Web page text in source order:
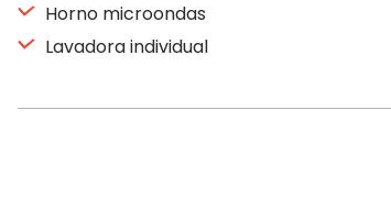
Horno microondas
Lavadora individual